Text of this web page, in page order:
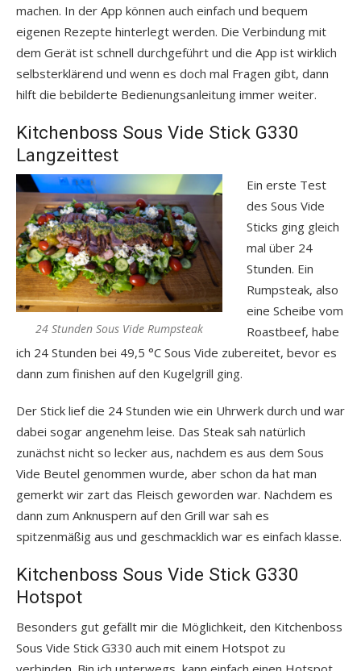
machen. In der App können auch einfach und bequem
eigenen Rezepte hinterlegt werden. Die Verbindung mit
dem Gerät ist schnell durchgeführt und die App ist wirklich
selbsterklärend und wenn es doch mal Fragen gibt, dann
hilft die bebilderte Bedienungsanleitung immer weiter.
Kitchenboss Sous Vide Stick G330
Langzeittest
24 Stunden Sous Vide Rumpsteak
Ein erste Test
des Sous Vide
Sticks ging gleich
mal über 24
Stunden. Ein
Rumpsteak, also
eine Scheibe vom
Roastbeef, habe
ich 24 Stunden bei 49,5 °C Sous Vide zubereitet, bevor es
dann zum finishen auf den Kugelgrill ging.
Der Stick lief die 24 Stunden wie ein Uhrwerk durch und war
dabei sogar angenehm leise. Das Steak sah natürlich
zunächst nicht so lecker aus, nachdem es aus dem Sous
Vide Beutel genommen wurde, aber schon da hat man
gemerkt wir zart das Fleisch geworden war. Nachdem es
dann zum Anknuspern auf den Grill war sah es
spitzenmäßig aus und geschmacklich war es einfach klasse.
Kitchenboss Sous Vide Stick G330
Hotspot
Besonders gut gefällt mir die Möglichkeit, den Kitchenboss
Sous Vide Stick G330 auch mit einem Hotspot zu